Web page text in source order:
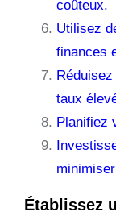
coûteux.
Utilisez
finances
taux
Planifiez
Établissez